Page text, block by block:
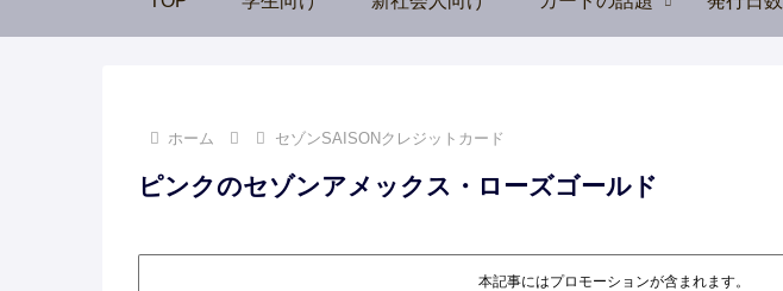
ホーム セゾンSAISONクレジットカード
ピンクのセゾンアメックス・ローズゴールド
本記事にはプロモーションが含まれます。